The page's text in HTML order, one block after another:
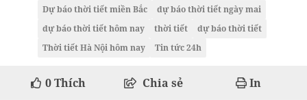
Dự báo thời tiết miền Bắc
dự báo thời tiết ngày mai
dự báo thời tiết hôm nay
thời tiết
dự báo thời tiết
Thời tiết Hà Nội hôm nay
Tin tức 24h
0Thích Chia sẻ In